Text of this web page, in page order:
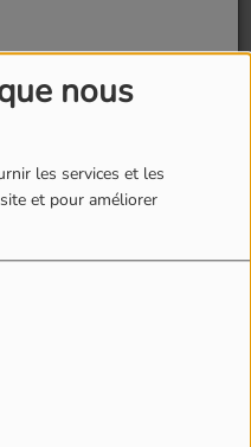
nous
les services et les
et pour améliorer
son Mondial
du monde 2026
et mérité du
dès la 9e minute)
El Tri à domicile
qui a également